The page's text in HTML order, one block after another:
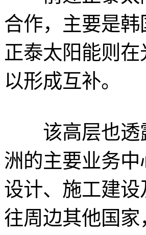
合作，主要是
正泰太阳能则
以形成互补。
该高层也透露
洲的主要业务中
设计、施工建
往周边其他国